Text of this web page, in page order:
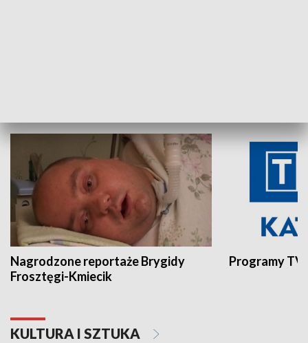
Nagrodzone reportaże Brygidy
Frosztęgi-Kmiecik
Programy
KULTURA I SZTUKA